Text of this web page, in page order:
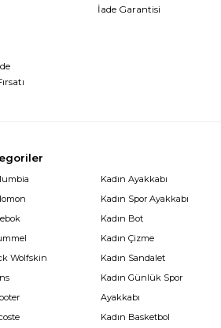
İade Garantisi
Wolfskin
Kadın Ayakkabı
Kadın Spor Ayakkabı
Kadın Bot
Kadın Çizme
Kadın Sandalet
Kadın Günlük Spor
Ayakkabı
Kadın Basketbol